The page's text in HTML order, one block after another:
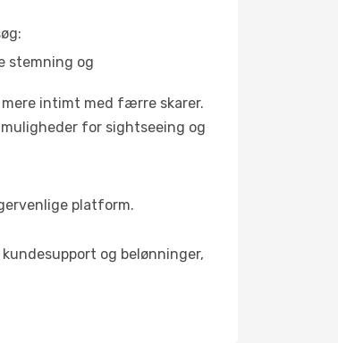
stemning og
intimt med færre skarer.
for sightseeing og
platform.
og belønninger,